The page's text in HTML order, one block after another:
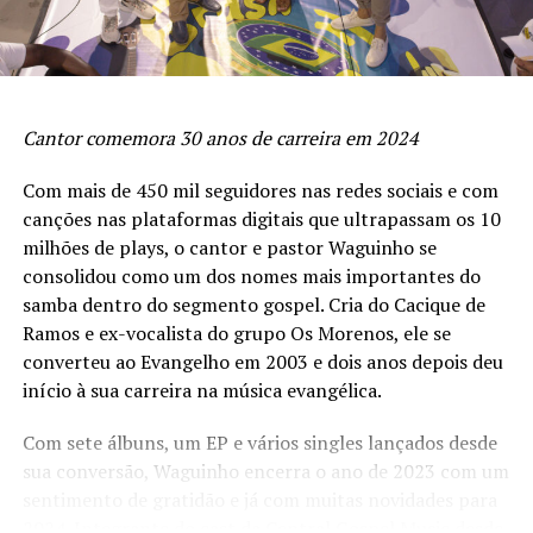
Cantor comemora 30 anos de carreira em 2024
Com mais de 450 mil seguidores nas redes sociais e com
canções nas plataformas digitais que ultrapassam os 10
milhões de plays, o cantor e pastor Waguinho se
consolidou como um dos nomes mais importantes do
samba dentro do segmento gospel. Cria do Cacique de
Ramos e ex-vocalista do grupo Os Morenos, ele se
converteu ao Evangelho em 2003 e dois anos depois deu
início à sua carreira na música evangélica.
Com sete álbuns, um EP e vários singles lançados desde
sua conversão, Waguinho encerra o ano de 2023 com um